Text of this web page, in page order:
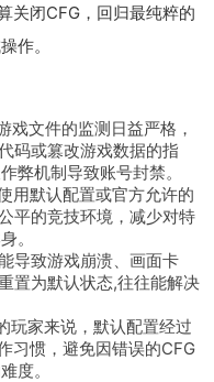
关闭CFG，回归最纯粹的
作。
戏文件的监测日益严格，
码或篡改游戏数据的指
弊机制导致账号封禁。
用默认配置或官方允许的
平的竞技环境，减少对特
。
导致游戏崩溃、画面卡
置为默认状态,往往能解决
玩家来说，默认配置经过
习惯，避免因错误的CFG
度。